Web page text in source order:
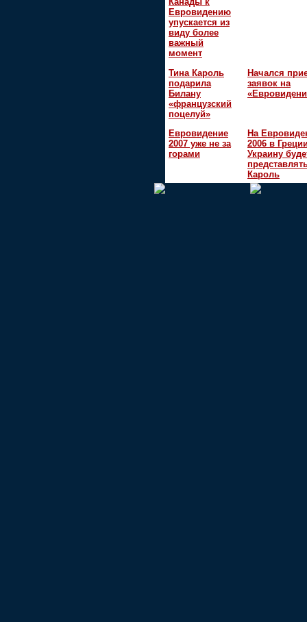
Евровидению
упускается из
виду более
важный
момент
Тина Кароль
подарила
Билану
«французский
поцелуй»
Начался
заявок на
Евровидение
2007 уже не за
горами
На
2006 в
Украину
Кароль